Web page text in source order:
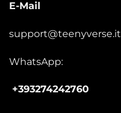
E-Mail
support@teenyverse.it
WhatsApp:
+393274242760